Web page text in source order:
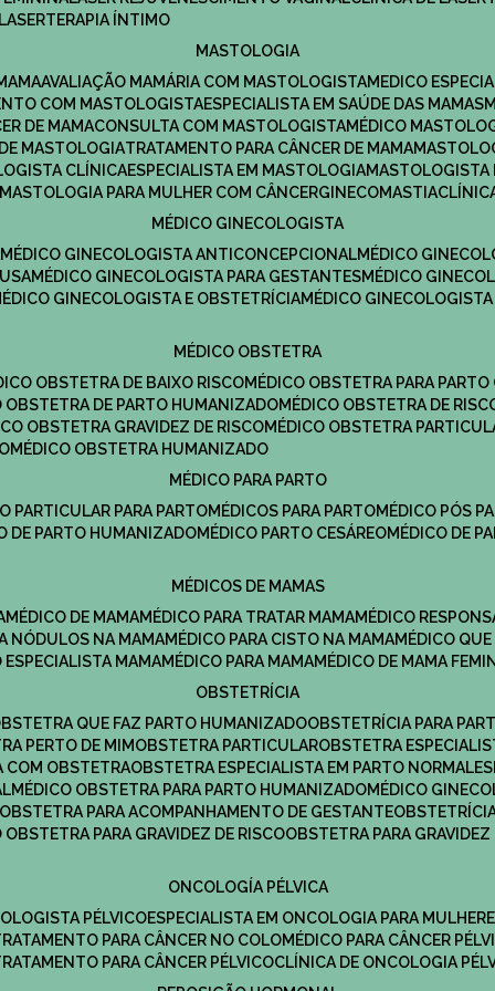
LASERTERAPIA ÍNTIMO
MASTOLOGIA
AVALIAÇÃO MAMÁRIA COM MASTOLOGISTA
MEDICO
COM MASTOLOGISTA ESPECIALISTA EM SAÚDE DAS MAMAS
DE MAMA
CONSULTA COM MASTOLOGISTA
MÉDICO
DE MASTOLOGIA
TRATAMENTO PARA CÂNCER DE MAMA
CLÍNICA ESPECIALISTA EM MASTOLOGIA
MASTOLOGIA PARA MULHER COM CÂNCER
GINECOMASTIA
MÉDICO GINECOLOGISTA
MÉDICO GINECOLOGISTA ANTICONCEPCIONAL
MÉDICO
MÉDICO GINECOLOGISTA PARA GESTANTES
MÉDICO
MÉDICO GINECOLOGISTA E OBSTETRÍCIA
MÉDICO
MÉDICO OBSTETRA
OBSTETRA DE BAIXO RISCO
MÉDICO OBSTETRA PARA
OBSTETRA DE PARTO HUMANIZADO
MÉDICO OBSTETRA DE
OBSTETRA GRAVIDEZ DE RISCO
MÉDICO OBSTETRA
MÉDICO OBSTETRA HUMANIZADO
MÉDICO PARA PARTO
PARTICULAR PARA PARTO
MÉDICOS PARA PARTO
MÉDICO PÓS
DE PARTO HUMANIZADO
MÉDICO PARTO CESÁREO MÉDICO DE
MÉDICOS DE MAMAS
MÉDICO DE MAMA MÉDICO PARA TRATAR MAMA
MÉDICO
NÓDULOS NA MAMA
MÉDICO PARA CISTO NA MAMA
MÉDICO
ESPECIALISTA MAMA
MÉDICO PARA MAMA
MÉDICO DE MAMA
OBSTETRÍCIA
OBSTETRA QUE FAZ PARTO HUMANIZADO
OBSTETRÍCIA PARA
PERTO DE MIM
OBSTETRA PARTICULAR
OBSTETRA
COM OBSTETRA
OBSTETRA ESPECIALISTA EM PARTO NORMAL
MÉDICO OBSTETRA PARA PARTO HUMANIZADO
MÉDICO
OBSTETRA PARA ACOMPANHAMENTO DE GESTANTE
OBSTETRA PARA GRAVIDEZ DE RISCO
OBSTETRA PARA
ONCOLOGÍA PÉLVICA
PÉLVICO ESPECIALISTA EM ONCOLOGIA PARA
TRATAMENTO PARA CÂNCER NO COLO
MÉDICO PARA CÂNCER
TRATAMENTO PARA CÂNCER PÉLVICO
CLÍNICA DE ONCOLOGIA